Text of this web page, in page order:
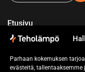
Parhaan kokemuksen
evästeitä,
Etusivu
Yritys
Referenssit